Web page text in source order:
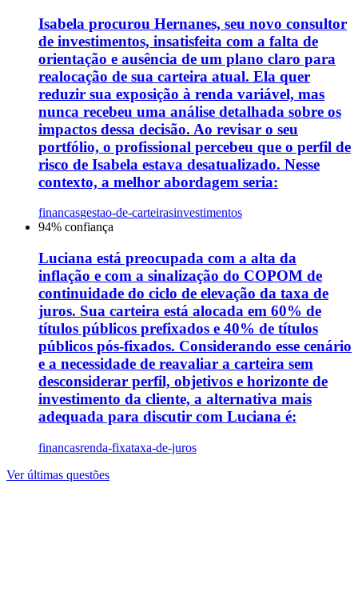
Isabela procurou Hernanes, seu novo consultor
de investimentos, insatisfeita com a falta de
orientação e ausência de um plano claro para
realocação de sua carteira atual. Ela quer
reduzir sua exposição à renda variável, mas
nunca recebeu uma análise detalhada sobre os
impactos dessa decisão. Ao revisar o seu
portfólio, o profissional percebeu que o perfil de
risco de Isabela estava desatualizado. Nesse
contexto, a melhor abordagem seria:
financasgestao-de-carteirasinvestimentos
94% confiança
Luciana está preocupada com a alta da
inflação e com a sinalização do COPOM de
continuidade do ciclo de elevação da taxa de
juros. Sua carteira está alocada em 60% de
títulos públicos prefixados e 40% de títulos
públicos pós-fixados. Considerando esse cenário
e a necessidade de reavaliar a carteira sem
desconsiderar perfil, objetivos e horizonte de
investimento da cliente, a alternativa mais
adequada para discutir com Luciana é:
financasrenda-fixataxa-de-juros
Ver últimas questões